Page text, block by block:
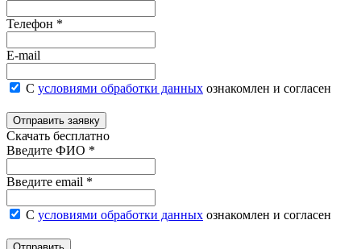
Телефон *
E-mail
С условиями обработки данных ознакомлен и согласен
Отправить заявку
Скачать бесплатно
Введите ФИО *
Введите email *
С условиями обработки данных ознакомлен и согласен